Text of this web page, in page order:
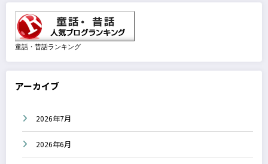
童話・昔話ランキング
アーカイブ
2026年7月
2026年6月